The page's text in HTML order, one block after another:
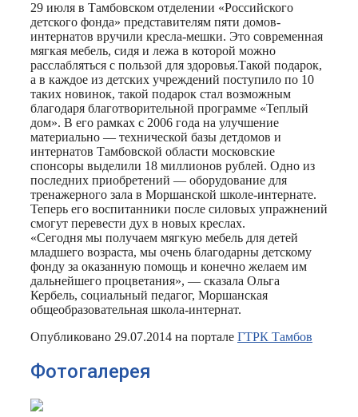
29 июля в Тамбовском отделении «Российского
детского фонда» представителям пяти домов-
интернатов вручили кресла-мешки. Это современная
мягкая мебель, сидя и лежа в которой можно
расслабляться с пользой для здоровья.Такой подарок,
а в каждое из детских учреждений поступило по 10
таких новинок, такой подарок стал возможным
благодаря благотворительной программе «Теплый
дом». В его рамках с 2006 года на улучшение
материально — технической базы детдомов и
интернатов Тамбовской области московские
спонсоры выделили 18 миллионов рублей. Одно из
последних приобретений — оборудование для
тренажерного зала в Моршанской школе-интернате.
Теперь его воспитанники после силовых упражнений
смогут перевести дух в новых креслах.
«Сегодня мы получаем мягкую мебель для детей
младшего возраста, мы очень благодарны детскому
фонду за оказанную помощь и конечно желаем им
дальнейшего процветания», — сказала Ольга
Кербель, социальный педагог, Моршанская
общеобразовательная школа-интернат.
Опубликовано 29.07.2014 на портале ГТРК Тамбов
Фотогалерея